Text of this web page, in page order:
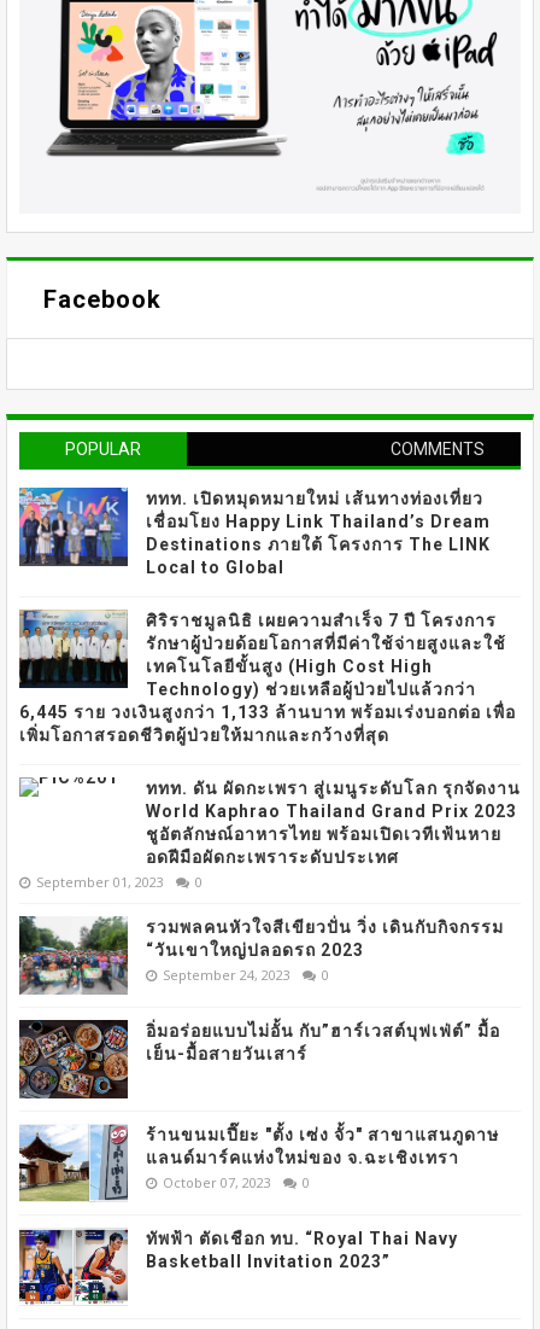
Facebook
POPULAR COMMENTS
ททท. เปิดหมุดหมายใหม่ เส้นทางท่องเที่ยว
เชื่อมโยง Happy Link Thailand’s Dream
Destinations ภายใต้ โครงการ The LINK
Local to Global
ศิริราชมูลนิธิ เผยความสำเร็จ 7 ปี โครงการ
รักษาผู้ป่วยด้อยโอกาสที่มีค่าใช้จ่ายสูงและใช้
เทคโนโลยีขั้นสูง (High Cost High
Technology) ช่วยเหลือผู้ป่วยไปแล้วกว่า
6,445 ราย วงเงินสูงกว่า 1,133 ล้านบาท พร้อมเร่งบอกต่อ เพื่อ
เพิ่มโอกาสรอดชีวิตผู้ป่วยให้มากและกว้างที่สุด
ททท. ดัน ผัดกะเพรา สู่เมนูระดับโลก รุกจัดงาน
World Kaphrao Thailand Grand Prix 2023
ชูอัตลักษณ์อาหารไทย พร้อมเปิดเวทีเฟ้นหาย
อดฝีมือผัดกะเพราระดับประเทศ
September 01, 2023 0
รวมพลคนหัวใจสีเขียวปั่น วิ่ง เดินกับกิจกรรม
“วันเขาใหญ่ปลอดรถ 2023
September 24, 2023 0
อิ่มอร่อยแบบไม่อั้น กับ”ฮาร์เวสต์บุฟเฟ่ต์” มื้อ
เย็น-มื้อสายวันเสาร์
ร้านขนมเปี๊ยะ "ตั้ง เซ่ง จั้ว" สาขาแสนภูดาษ
แลนด์มาร์คแห่งใหม่ของ จ.ฉะเชิงเทรา
October 07, 2023 0
ทัพฟ้า ตัดเชือก ทบ. “Royal Thai Navy
Basketball Invitation 2023”